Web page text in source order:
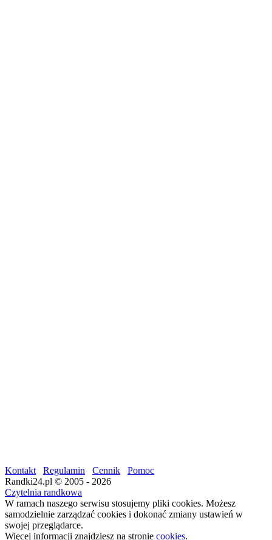
Kontakt Regulamin Cennik
Pomoc
Randki24.pl © 2005 - 2026
Czytelnia randkowa
W ramach naszego serwisu stosujemy pliki cookies. Możesz
samodzielnie zarządzać cookies i dokonać zmiany ustawień w
swojej przeglądarce.
Więcej informacji znajdziesz na stronie cookies.